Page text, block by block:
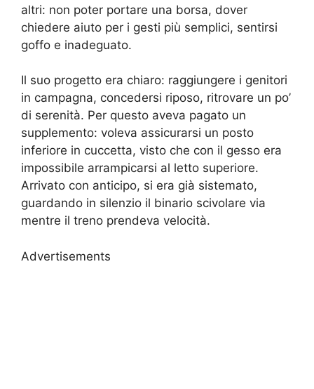
altri: non poter portare una borsa, dover
chiedere aiuto per i gesti più semplici, sentirsi
goffo e inadeguato.
Il suo progetto era chiaro: raggiungere i genitori
in campagna, concedersi riposo, ritrovare un po’
di serenità. Per questo aveva pagato un
supplemento: voleva assicurarsi un posto
inferiore in cuccetta, visto che con il gesso era
impossibile arrampicarsi al letto superiore.
Arrivato con anticipo, si era già sistemato,
guardando in silenzio il binario scivolare via
mentre il treno prendeva velocità.
Advertisements